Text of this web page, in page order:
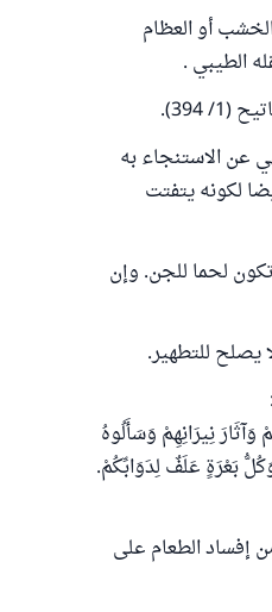
أو العظام
الطيبي .
394).
عن الاستنجاء به
لكونه يتفتت
لحما للجن. وإن
يصلح للتطهير.
نِيرَانِهِمْ وَسَأَلُوهُ
بَعْرَةٍ عَلَفٌ لِدَوَابِّكُمْ.
إفساد الطعام على